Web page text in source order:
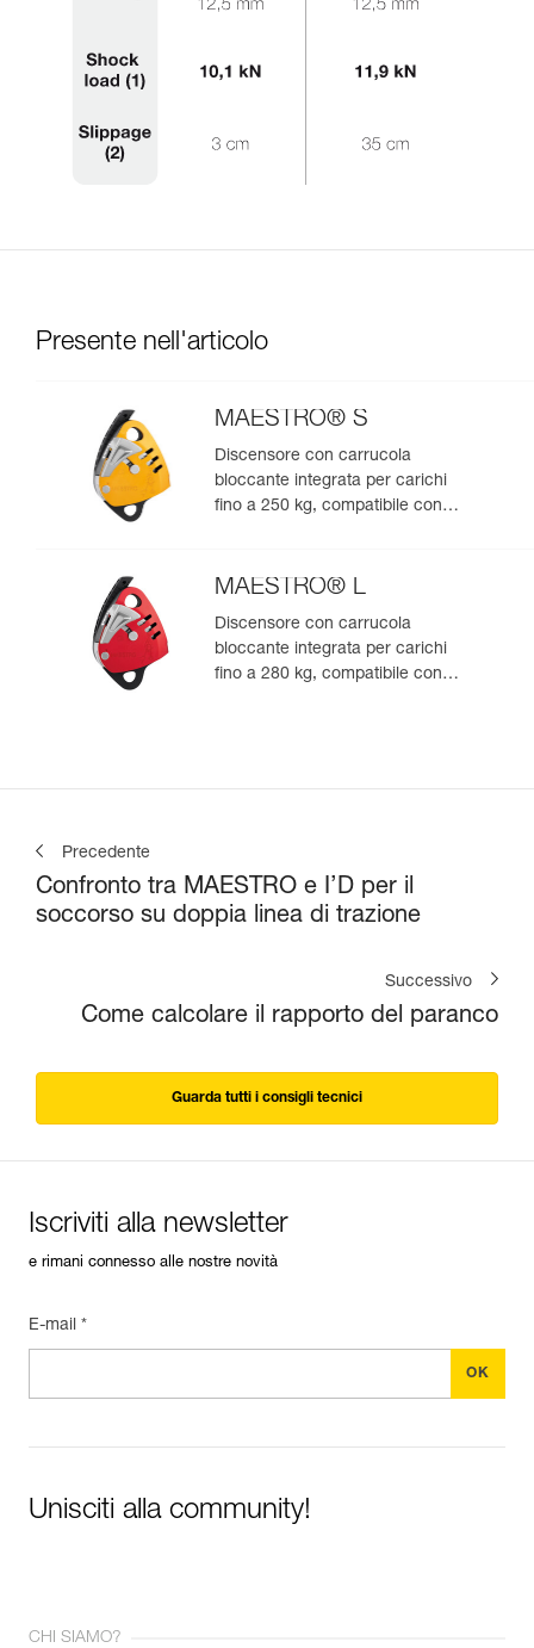
Presente nell'articolo
MAESTRO® S
Discensore con carrucola
bloccante integrata per carichi
fino a 250 kg, compatibile con
MAESTRO® L
Discensore con carrucola
bloccante integrata per carichi
fino a 280 kg, compatibile con
Precedente
Confronto tra MAESTRO e I’D per il
soccorso su doppia linea di trazione
Successivo
Come calcolare il rapporto del paranco
Guarda tutti i consigli tecnici
Iscriviti alla newsletter
e rimani connesso alle nostre novità
E-mail *
Unisciti alla community!
CHI SIAMO?